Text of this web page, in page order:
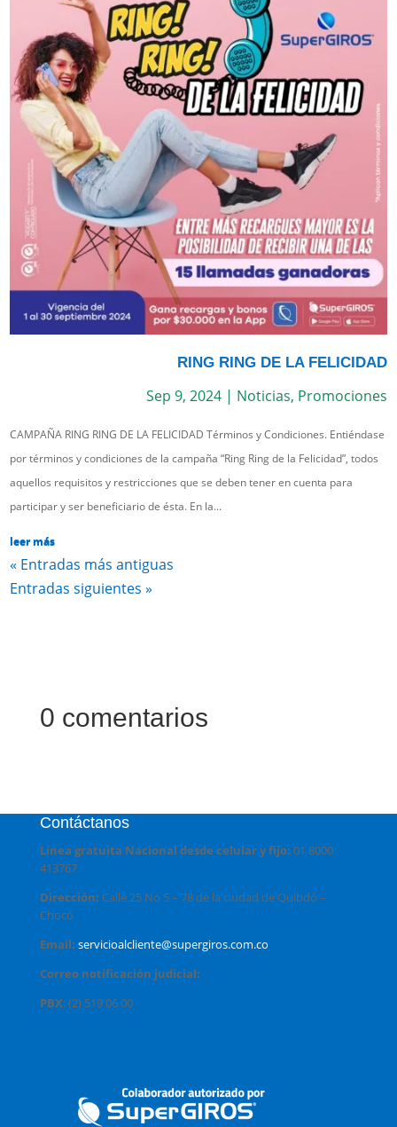
RING RING DE LA FELICIDAD
Sep 9, 2024| Noticias, Promociones
CAMPAÑA RING RING DE LA FELICIDAD Términos y Condiciones. Entiéndase
por términos y condiciones de la campaña “Ring Ring de la Felicidad”, todos
aquellos requisitos y restricciones que se deben tener en cuenta para
participar y ser beneficiario de ésta. En la...
leer más
« Entradas más antiguas
Entradas siguientes »
0 comentarios
Contáctanos
Línea gratuita Nacional desde celular y fijo: 01 8000
413767
Dirección: Calle 25 No 5 – 78 de la ciudad de Quibdó –
Chocó
Email: servicioalcliente@supergiros.com.co
Correo notificación judicial:
PBX: (2) 519 06 00